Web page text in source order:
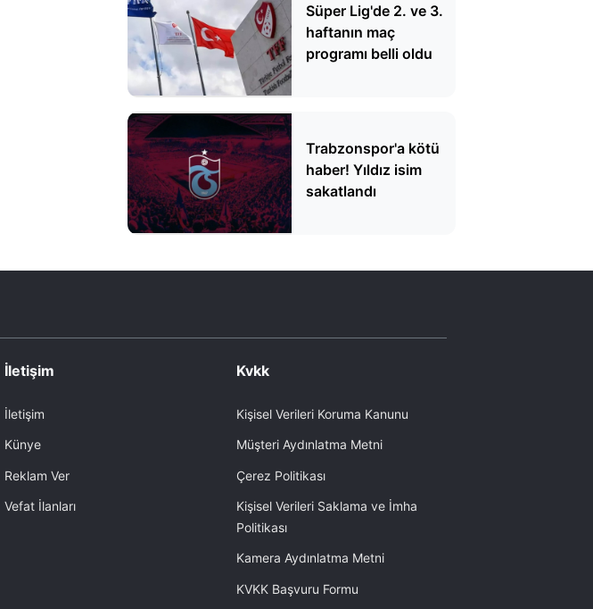
Süper Lig'de 2. ve 3.
haftanın maç
programı belli oldu
Trabzonspor'a kötü
haber! Yıldız isim
sakatlandı
İletişim
İletişim
Künye
Reklam Ver
Vefat İlanları
Kvkk
Kişisel Verileri Koruma Kanunu
Müşteri Aydınlatma Metni
Çerez Politikası
Kişisel Verileri Saklama ve İmha
Politikası
Kamera Aydınlatma Metni
KVKK Başvuru Formu